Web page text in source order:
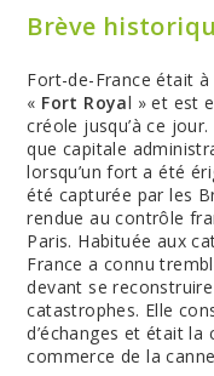
Brève
Fort-de-France était à
« Fort Royal » et est
créole jusqu’à ce
que capitale
lorsqu’un fort a été
été capturée par les
rendue au contrôle
Paris. Habituée aux
France a connu
devant se
catastrophes. Elle
d’échanges et était
commerce de la